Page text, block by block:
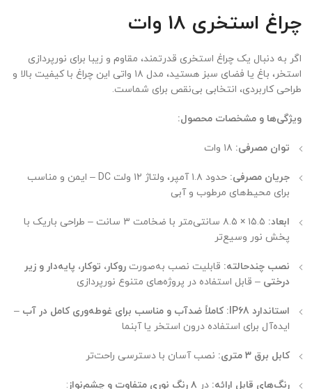
چراغ استخری 18 وات
اگر به دنبال یک چراغ استخری قدرتمند، مقاوم و زیبا برای نورپردازی
استخر، باغ یا فضای سبز هستید، مدل ۱۸ واتی این چراغ با کیفیت بالا و
طراحی کاربردی، انتخابی بی‌نقص برای شماست.
ویژگی‌ها و مشخصات محصول:
توان مصرفی:
جریان مصرفی:
حدود ۱.۸ آمپر، ولتاژ ۱۲ ولت DC – ایمن و مناسب
برای محیط‌های مرطوب و آبی
ابعاد:
۱۵.۵ × ۸.۵ سانتی‌متر با ضخامت ۳ سانت – طراحی باریک با
پخش نور وسیع‌تر
نصب چندحالته: قابلیت نصب به‌صورت روکار، توکار، پایه‌دار و زیر
درختی – قابل استفاده در پروژه‌های متنوع نورپردازی
استاندارد IP68: کاملاً ضدآب و مناسب برای غوطه‌وری کامل در آب –
ایده‌آل برای استفاده درون استخر یا آبنما
کابل برق ۳ متری: نصب آسان با دسترسی راحت‌تر
رنگ‌های قابل ارائه: در ۸ رنگ نوری متفاوت و چشم‌نواز :